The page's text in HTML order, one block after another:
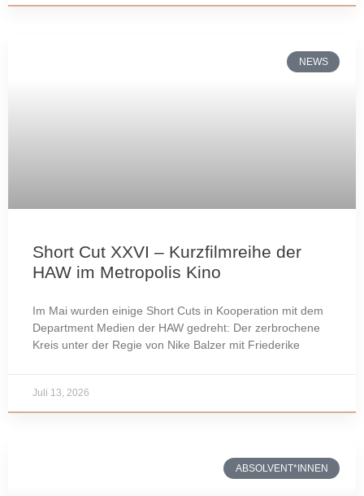
NEWS
Short Cut XXVI – Kurzfilmreihe der
HAW im Metropolis Kino
Im Mai wurden einige Short Cuts in Kooperation mit dem
Department Medien der HAW gedreht: Der zerbrochene
Kreis unter der Regie von Nike Balzer mit Friederike
Juli 13, 2026
ABSOLVENT*INNEN